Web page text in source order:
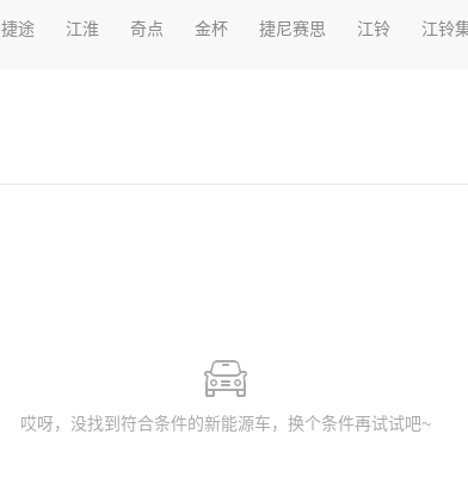
捷途 江淮 奇点 金杯 捷尼赛思 江铃 江铃
哎呀，没找到符合条件的新能源车，换个条件再试试吧~